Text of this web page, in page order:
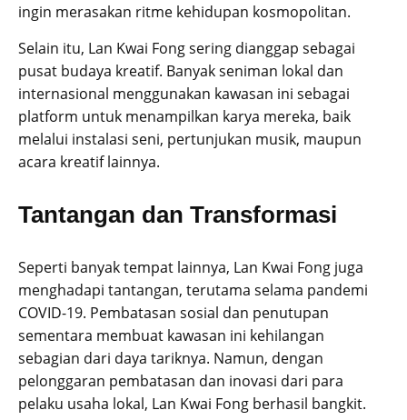
ingin merasakan ritme kehidupan kosmopolitan.
Selain itu, Lan Kwai Fong sering dianggap sebagai
pusat budaya kreatif. Banyak seniman lokal dan
internasional menggunakan kawasan ini sebagai
platform untuk menampilkan karya mereka, baik
melalui instalasi seni, pertunjukan musik, maupun
acara kreatif lainnya.
Tantangan dan Transformasi
Seperti banyak tempat lainnya, Lan Kwai Fong juga
menghadapi tantangan, terutama selama pandemi
COVID-19. Pembatasan sosial dan penutupan
sementara membuat kawasan ini kehilangan
sebagian dari daya tariknya. Namun, dengan
pelonggaran pembatasan dan inovasi dari para
pelaku usaha lokal, Lan Kwai Fong berhasil bangkit.